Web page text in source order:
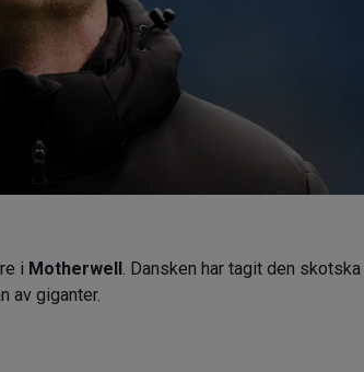
i Motherwell. Dansken har tagit den skotska
av giganter.